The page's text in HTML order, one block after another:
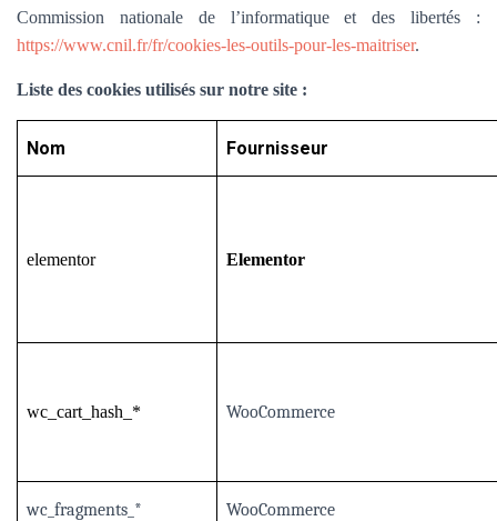
Commission nationale de l’informatique et des libertés :
https://www.cnil.fr/fr/cookies-les-outils-pour-les-maitriser.
Liste des cookies utilisés sur notre site :
Nom Fournisseur
elementor Elementor
wc_cart_hash_* WooCommerce
wc_fragments_* WooCommerce